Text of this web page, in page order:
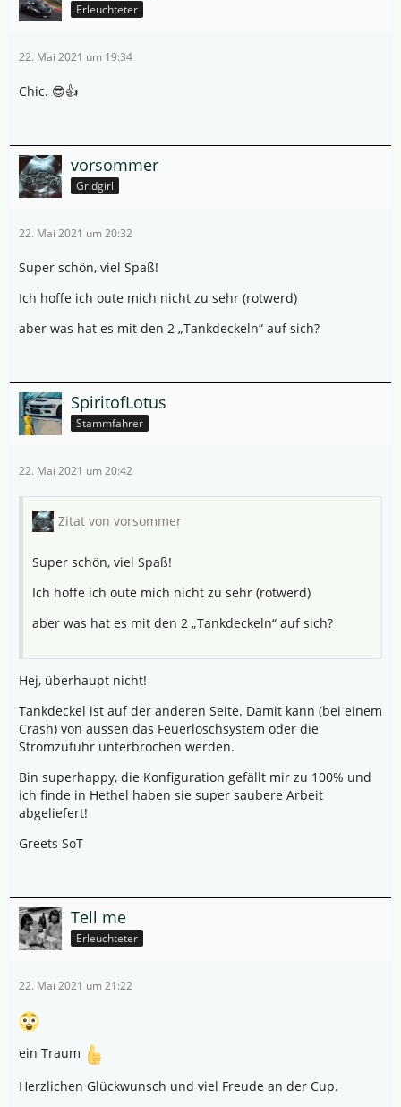
Erleuchteter
22. Mai 2021 um 19:34
Chic. 😎👍
vorsommer
Gridgirl
22. Mai 2021 um 20:32
Super schön, viel Spaß!
Ich hoffe ich oute mich nicht zu sehr (rotwerd)
aber was hat es mit den 2 „Tankdeckeln“ auf sich?
SpiritofLotus
Stammfahrer
22. Mai 2021 um 20:42
Zitat von vorsommer
Super schön, viel Spaß!
Ich hoffe ich oute mich nicht zu sehr (rotwerd)
aber was hat es mit den 2 „Tankdeckeln“ auf sich?
Hej, überhaupt nicht!
Tankdeckel ist auf der anderen Seite. Damit kann (bei einem
Crash) von aussen das Feuerlöschsystem oder die
Stromzufuhr unterbrochen werden.
Bin superhappy, die Konfiguration gefällt mir zu 100% und
ich finde in Hethel haben sie super saubere Arbeit
abgeliefert!
Greets SoT
Tell me
Erleuchteter
22. Mai 2021 um 21:22
ein Traum
Herzlichen Glückwunsch und viel Freude an der Cup.